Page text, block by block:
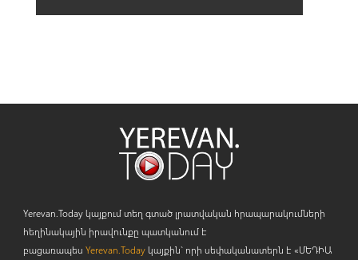
Yerevan.Today կայքում տեղ գտած լրատվական հրապարակումների
հեղինակային իրավունքը պատկանում է
բացառապես Yerevan.Todayկայքին` որի սեփականատերն է «ՄԵԴԻԱ